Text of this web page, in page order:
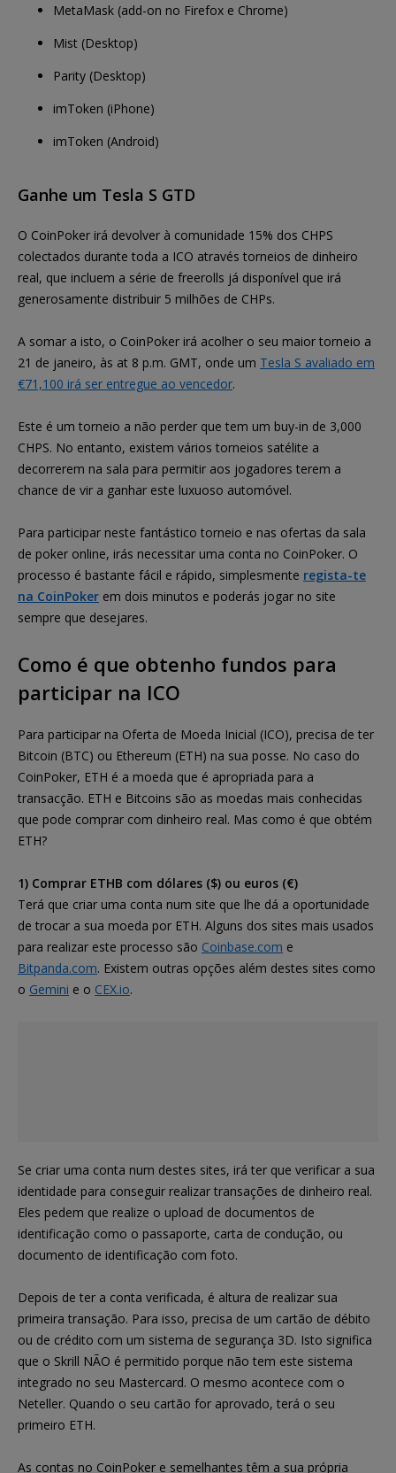
MetaMask (add-on no Firefox e Chrome)
Mist (Desktop)
Parity (Desktop)
imToken (iPhone)
imToken (Android)
Ganhe um Tesla S GTD
O CoinPoker irá devolver à comunidade 15% dos CHPS
colectados durante toda a ICO através torneios de dinheiro
real, que incluem a série de freerolls já disponível que irá
generosamente distribuir 5 milhões de CHPs.
A somar a isto, o CoinPoker irá acolher o seu maior torneio a
21 de janeiro, às at 8 p.m. GMT, onde um Tesla S avaliado em
€71,100 irá ser entregue ao vencedor.
Este é um torneio a não perder que tem um buy-in de 3,000
CHPS. No entanto, existem vários torneios satélite a
decorrerem na sala para permitir aos jogadores terem a
chance de vir a ganhar este luxuoso automóvel.
Para participar neste fantástico torneio e nas ofertas da sala
de poker online, irás necessitar uma conta no CoinPoker. O
processo é bastante fácil e rápido, simplesmente regista-te
na CoinPoker em dois minutos e poderás jogar no site
sempre que desejares.
Como é que obtenho fundos para
participar na ICO
Para participar na Oferta de Moeda Inicial (ICO), precisa de ter
Bitcoin (BTC) ou Ethereum (ETH) na sua posse. No caso do
CoinPoker, ETH é a moeda que é apropriada para a
transacção. ETH e Bitcoins são as moedas mais conhecidas
que pode comprar com dinheiro real. Mas como é que obtém
ETH?
1) Comprar ETHB com dólares ($) ou euros (€)
Terá que criar uma conta num site que lhe dá a oportunidade
de trocar a sua moeda por ETH. Alguns dos sites mais usados
para realizar este processo são Coinbase.com e
Bitpanda.com. Existem outras opções além destes sites como
o Gemini e o CEX.io.
Se criar uma conta num destes sites, irá ter que verificar a sua
identidade para conseguir realizar transações de dinheiro real.
Eles pedem que realize o upload de documentos de
identificação como o passaporte, carta de condução, ou
documento de identificação com foto.
Depois de ter a conta verificada, é altura de realizar sua
primeira transação. Para isso, precisa de um cartão de débito
ou de crédito com um sistema de segurança 3D. Isto significa
que o Skrill NÃO é permitido porque não tem este sistema
integrado no seu Mastercard. O mesmo acontece com o
Neteller. Quando o seu cartão for aprovado, terá o seu
primeiro ETH.
As contas no CoinPoker e semelhantes têm a sua própria